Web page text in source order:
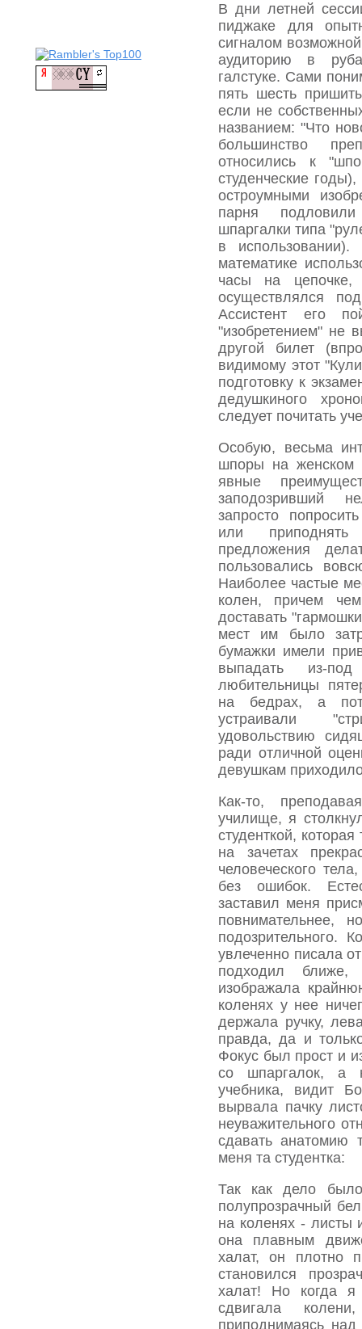
В дни летней
пиджаке для
сигналом
аудиторию в
галстуке. Сами
пять шесть
если не
названием: "Что
большинство
относились к
студенческие
остроумными
парня
шпаргалки типа
в
математике
часы на
осуществлялся
Ассистент его
"изобретением" не
другой билет
видимому этот
подготовку к
дедушкиного
следует почитать
Особую, весьма
шпоры на женском
явные
заподозривший
запросто
или
предложения
пользовались
Наиболее частые
колен, причем
доставать
мест им было
бумажки имели
выпадать из-
любительницы
на бедрах, а
устраивали
удовольствию
ради отличной
девушкам
Как-то,
училище, я
студенткой,
на зачетах
человеческого
без ошибок.
заставил меня
повнимательнее,
подозрительного.
увлеченно писала
подходил
изображала
коленях у нее
держала ручку,
правда, да и
Фокус был прост и
со шпаргалок, а
учебника, видит
вырвала пачку
неуважительного
сдавать анатомию
меня та студентка:
Так как дело
полупрозрачный
на коленях - листы
она плавным
халат, он плотно
становился
халат! Но когда я
сдвигала
приподнимаясь